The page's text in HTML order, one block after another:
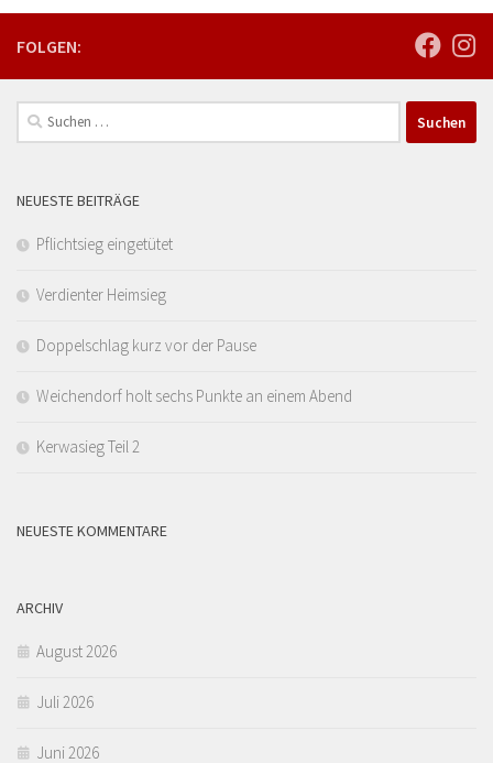
FOLGEN:
Suchen
nach:
NEUESTE BEITRÄGE
Pflichtsieg eingetütet
Verdienter Heimsieg
Doppelschlag kurz vor der Pause
Weichendorf holt sechs Punkte an einem Abend
Kerwasieg Teil 2
NEUESTE KOMMENTARE
ARCHIV
August 2026
Juli 2026
Juni 2026